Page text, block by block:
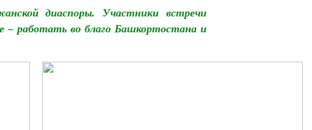
диаспоры. Участники встречи
– работать во благо Башкортостана и